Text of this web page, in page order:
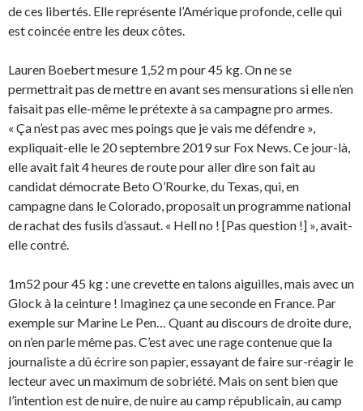
de ces libertés. Elle représente l’Amérique profonde, celle qui
est coincée entre les deux côtes.
Lauren Boebert mesure 1,52 m pour 45 kg. On ne se
permettrait pas de mettre en avant ses mensurations si elle n’en
faisait pas elle-même le prétexte à sa campagne pro armes.
« Ça n’est pas avec mes poings que je vais me défendre »,
expliquait-elle le 20 septembre 2019 sur Fox News. Ce jour-là,
elle avait fait 4 heures de route pour aller dire son fait au
candidat démocrate Beto O’Rourke, du Texas, qui, en
campagne dans le Colorado, proposait un programme national
de rachat des fusils d’assaut. « Hell no ! [Pas question !] », avait-
elle contré.
1m52 pour 45 kg : une crevette en talons aiguilles, mais avec un
Glock à la ceinture ! Imaginez ça une seconde en France. Par
exemple sur Marine Le Pen… Quant au discours de droite dure,
on n’en parle même pas. C’est avec une rage contenue que la
journaliste a dû écrire son papier, essayant de faire sur-réagir le
lecteur avec un maximum de sobriété. Mais on sent bien que
l’intention est de nuire, de nuire au camp républicain, au camp